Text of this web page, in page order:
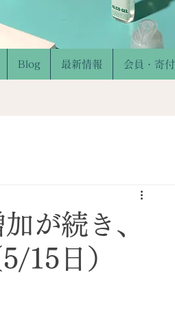
Blog 最新情報 会員・寄付
が続き、
15日）